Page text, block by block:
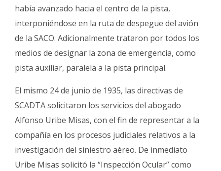
había avanzado hacia el centro de la pista,
interponiéndose en la ruta de despegue del avión
de la SACO. Adicionalmente trataron por todos los
medios de designar la zona de emergencia, como
pista auxiliar, paralela a la pista principal.
El mismo 24 de junio de 1935, las directivas de
SCADTA solicitaron los servicios del abogado
Alfonso Uribe Misas, con el fin de representar a la
compañía en los procesos judiciales relativos a la
investigación del siniestro aéreo. De inmediato
Uribe Misas solicitó la “Inspección Ocular” como